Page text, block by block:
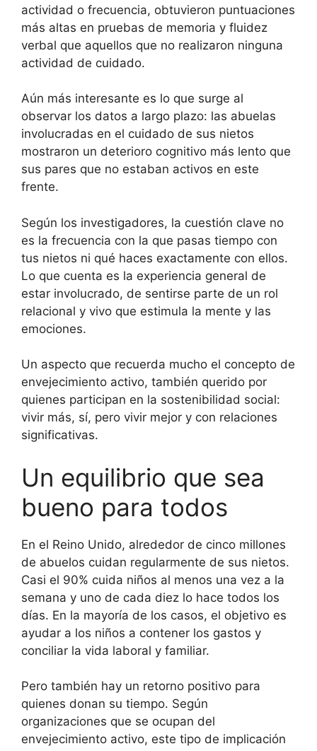
actividad o frecuencia, obtuvieron puntuaciones
más altas en pruebas de memoria y fluidez
verbal que aquellos que no realizaron ninguna
actividad de cuidado.
Aún más interesante es lo que surge al
observar los datos a largo plazo: las abuelas
involucradas en el cuidado de sus nietos
mostraron un deterioro cognitivo más lento que
sus pares que no estaban activos en este
frente.
Según los investigadores, la cuestión clave no
es la frecuencia con la que pasas tiempo con
tus nietos ni qué haces exactamente con ellos.
Lo que cuenta es la experiencia general de
estar involucrado, de sentirse parte de un rol
relacional y vivo que estimula la mente y las
emociones.
Un aspecto que recuerda mucho el concepto de
envejecimiento activo, también querido por
quienes participan en la sostenibilidad social:
vivir más, sí, pero vivir mejor y con relaciones
significativas.
Un equilibrio que sea
bueno para todos
En el Reino Unido, alrededor de cinco millones
de abuelos cuidan regularmente de sus nietos.
Casi el 90% cuida niños al menos una vez a la
semana y uno de cada diez lo hace todos los
días. En la mayoría de los casos, el objetivo es
ayudar a los niños a contener los gastos y
conciliar la vida laboral y familiar.
Pero también hay un retorno positivo para
quienes donan su tiempo. Según
organizaciones que se ocupan del
envejecimiento activo, este tipo de implicación